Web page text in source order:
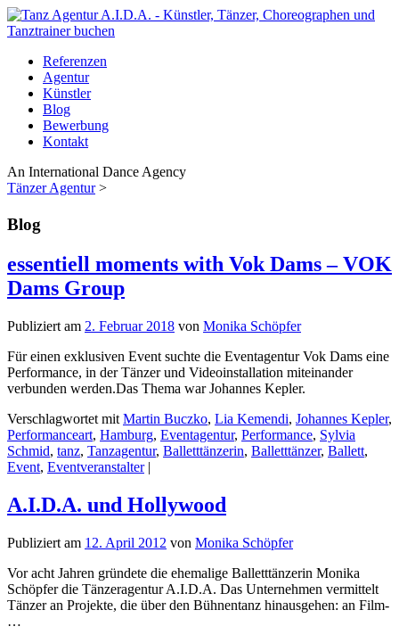
Referenzen
Agentur
Künstler
Blog
Bewerbung
Kontakt
An International Dance Agency
Tänzer Agentur>
Blog
essentiell moments with Vok Dams – VOK
Dams Group
Publiziert am 2. Februar 2018 von Monika Schöpfer
Für einen exklusiven Event suchte die Eventagentur Vok Dams eine
Performance, in der Tänzer und Videoinstallation miteinander
verbunden werden.Das Thema war Johannes Kepler.
Verschlagwortet mit Martin Buczko, Lia Kemendi, Johannes Kepler,
Performanceart, Hamburg, Eventagentur, Performance, Sylvia
Schmid, tanz, Tanzagentur, Balletttänzerin, Balletttänzer, Ballett,
Event, Eventveranstalter |
A.I.D.A. und Hollywood
Publiziert am 12. April 2012 von Monika Schöpfer
Vor acht Jahren gründete die ehemalige Balletttänzerin Monika
Schöpfer die Tänzeragentur A.I.D.A. Das Unternehmen vermittelt
Tänzer an Projekte, die über den Bühnentanz hinausgehen: an Film-
…